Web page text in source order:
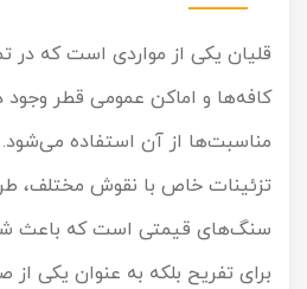
قلیان یکی از مواردی است که در
کافه‌ها و اماکن عمومی قطر وجود
مناسبت‌ها از آن استفاده می‌شود.
تزئینات خاص با نقوش مختلف،
سنگ‌های قیمتی است که باعث
برای تفریح بلکه به عنوان یکی